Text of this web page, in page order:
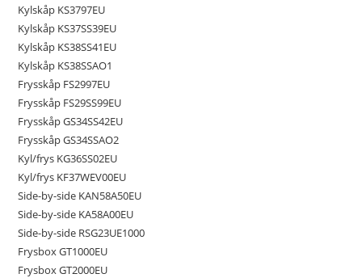
Kylskåp KS3797EU
Kylskåp KS37SS39EU
Kylskåp KS38SS41EU
Kylskåp KS38SSAO1
Frysskåp FS2997EU
Frysskåp FS29SS99EU
Frysskåp GS34SS42EU
Frysskåp GS34SSAO2
Kyl/frys KG36SS02EU
Kyl/frys KF37WEV00EU
Side-by-side KAN58A50EU
Side-by-side KA58A00EU
Side-by-side RSG23UE1000
Frysbox GT1000EU
Frysbox GT2000EU